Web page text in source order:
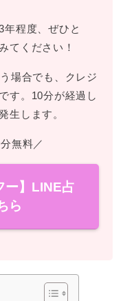
年程度、ぜひと
てください！
場合でも、クレジ
す。10分が経過し
生します。
無料／
ー】LINE占
ら